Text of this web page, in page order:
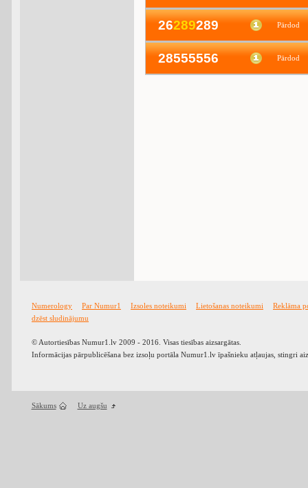
26289289 Pārdod
28555556 Pārdod
Numerology Par Numur1 Izsoles noteikumi Lietošanas noteikumi
Reklāma
dzēst sludinājumu
© Autortiesības Numur1.lv 2009 - 2016. Visas tiesības aizsargātas.
Informācijas pārpublicēšana bez izsoļu portāla Numur1.lv īpašnieku atļaujas, stingri
Sākums Uz augšu